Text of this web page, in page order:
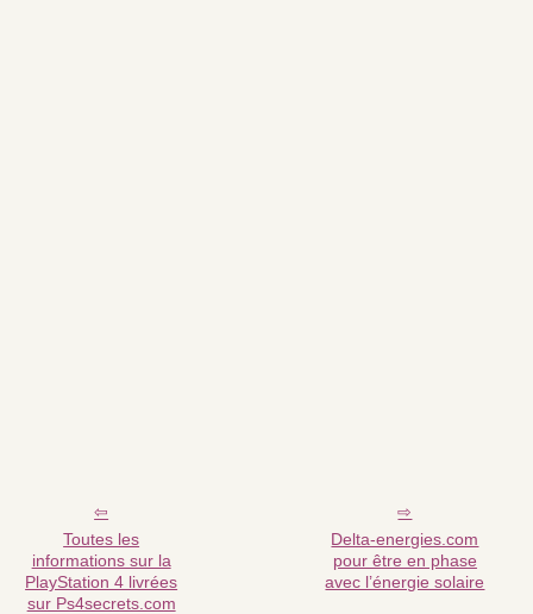
Toutes les
informations sur la
PlayStation 4 livrées
sur Ps4secrets.com
Delta-energies.com
pour être en phase
avec l’énergie solaire